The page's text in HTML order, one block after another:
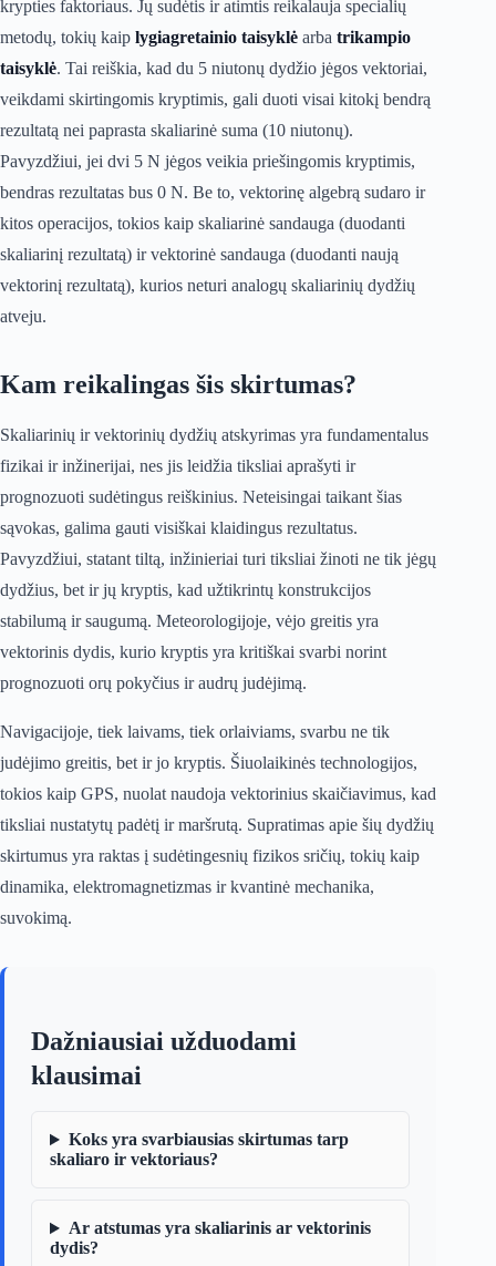
krypties faktoriaus. Jų sudėtis ir atimtis reikalauja specialių
metodų, tokių kaip lygiagretainio taisyklė arba trikampio
taisyklė. Tai reiškia, kad du 5 niutonų dydžio jėgos vektoriai,
veikdami skirtingomis kryptimis, gali duoti visai kitokį bendrą
rezultatą nei paprasta skaliarinė suma (10 niutonų).
Pavyzdžiui, jei dvi 5 N jėgos veikia priešingomis kryptimis,
bendras rezultatas bus 0 N. Be to, vektorinę algebrą sudaro ir
kitos operacijos, tokios kaip skaliarinė sandauga (duodanti
skaliarinį rezultatą) ir vektorinė sandauga (duodanti naują
vektorinį rezultatą), kurios neturi analogų skaliarinių dydžių
atveju.
Kam reikalingas šis skirtumas?
Skaliarinių ir vektorinių dydžių atskyrimas yra fundamentalus
fizikai ir inžinerijai, nes jis leidžia tiksliai aprašyti ir
prognozuoti sudėtingus reiškinius. Neteisingai taikant šias
sąvokas, galima gauti visiškai klaidingus rezultatus.
Pavyzdžiui, statant tiltą, inžinieriai turi tiksliai žinoti ne tik jėgų
dydžius, bet ir jų kryptis, kad užtikrintų konstrukcijos
stabilumą ir saugumą. Meteorologijoje, vėjo greitis yra
vektorinis dydis, kurio kryptis yra kritiškai svarbi norint
prognozuoti orų pokyčius ir audrų judėjimą.
Navigacijoje, tiek laivams, tiek orlaiviams, svarbu ne tik
judėjimo greitis, bet ir jo kryptis. Šiuolaikinės technologijos,
tokios kaip GPS, nuolat naudoja vektorinius skaičiavimus, kad
tiksliai nustatytų padėtį ir maršrutą. Supratimas apie šių dydžių
skirtumus yra raktas į sudėtingesnių fizikos sričių, tokių kaip
dinamika, elektromagnetizmas ir kvantinė mechanika,
suvokimą.
Dažniausiai užduodami
klausimai
Koks yra svarbiausias skirtumas tarp
skaliaro ir vektoriaus?
Ar atstumas yra skaliarinis ar vektorinis
dydis?